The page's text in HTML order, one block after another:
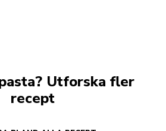
Utforska fler
recept